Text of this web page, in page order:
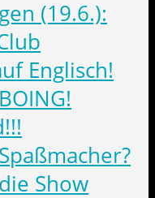
(19.6.):
Englisch!
Show